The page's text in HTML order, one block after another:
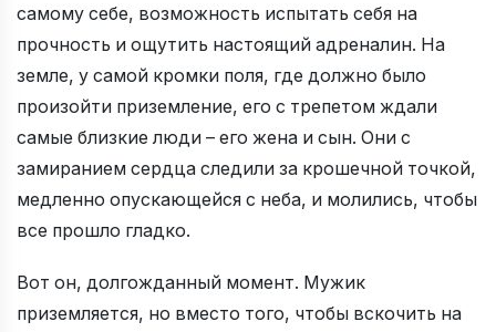
самому себе, возможность испытать себя на
прочность и ощутить настоящий адреналин. На
земле, у самой кромки поля, где должно было
произойти приземление, его с трепетом ждали
самые близкие люди – его жена и сын. Они с
замиранием сердца следили за крошечной точкой,
медленно опускающейся с неба, и молились, чтобы
все прошло гладко.
Вот он, долгожданный момент. Мужик
приземляется, но вместо того, чтобы вскочить на